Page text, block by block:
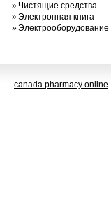
» Чистящие средства
»Электронная книга
»Электрооборудование
canada pharmacy online.